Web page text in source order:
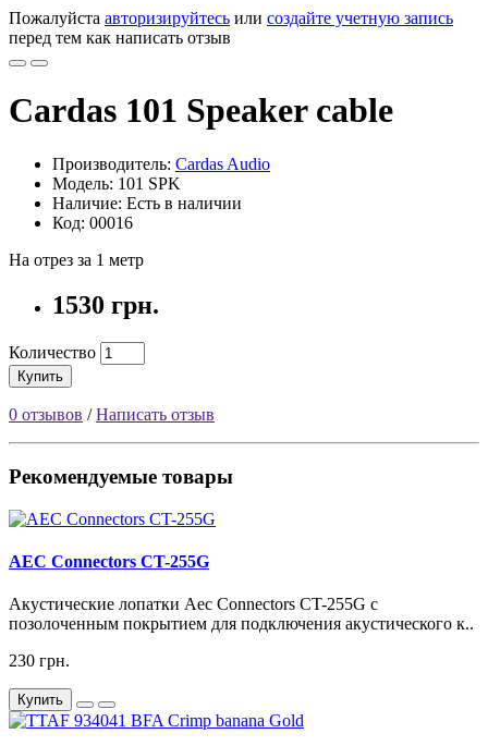
Пожалуйста авторизируйтесь или создайте учетную запись
перед тем как написать отзыв
Cardas 101 Speaker cable
Производитель: Cardas Audio
Модель: 101 SPK
Наличие: Есть в наличии
Код: 00016
На отрез за 1 метр
1530 грн.
Количество
Купить
0 отзывов /Написать отзыв
Рекомендуемые товары
AEC Connectors CT-255G
Акустические лопатки Aec Connectors CT-255G с
позолоченным покрытием для подключения акустического к..
230 грн.
Купить